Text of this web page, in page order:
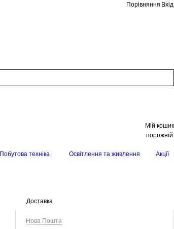
Порівняння Вхід
Мій кошик
порожній
Побутова техніка Освітлення та живлення Акції
Доставка
Нова Пошта